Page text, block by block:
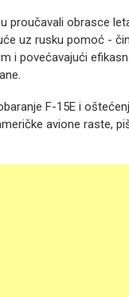
proučavali obrasce
uz rusku pomoć -
i povećavajući
F-15E i
avione raste,